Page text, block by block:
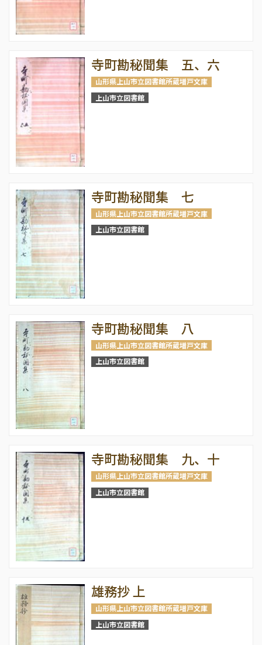
寺町勘秘聞集 五、六
山形県上山市立図書館所蔵増戸文庫
上山市立図書館
寺町勘秘聞集 七
山形県上山市立図書館所蔵増戸文庫
上山市立図書館
寺町勘秘聞集 八
山形県上山市立図書館所蔵増戸文庫
上山市立図書館
寺町勘秘聞集 九、十
山形県上山市立図書館所蔵増戸文庫
上山市立図書館
雄務抄 上
山形県上山市立図書館所蔵増戸文庫
上山市立図書館